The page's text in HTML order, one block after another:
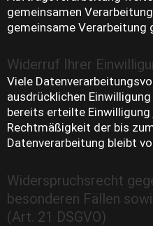
gemeinsamen
gemeinsame Verarbeitung
Widerruf Ihrer
Viele
ausdrücklichen
bereits erteilte
Rechtmäßigkeit der bis
Datenverarbeitung bleibt
Widerspruchsrecht
besonderen Fällen
(Art. 21 DSGVO)